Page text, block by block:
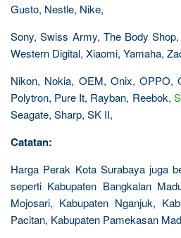
Gusto, Nestle, Nike,
Sony, Swiss Army, The Body
Western Digital, Xiaomi, Yamaha,
Nikon, Nokia, OEM, Onix, OPPO,
Polytron, Pure It, Rayban, Reebok,
Seagate, Sharp, SK II,
Catatan:
Harga Perak Kota Surabaya juga
seperti Kabupaten Bangkalan
Mojosari, Kabupaten Nganjuk,
Pacitan, Kabupaten Pamekasan